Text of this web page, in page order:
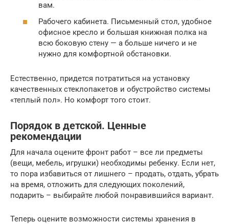
вам.
Рабочего кабинета. Письменный стол, удобное
офисное кресло и большая книжная полка на
всю боковую стену — а больше ничего и не
нужно для комфортной обстановки.
Естественно, придется потратиться на установку
качественных стеклопакетов и обустройство системы
«теплый пол». Но комфорт того стоит.
Порядок в детской. Ценные
рекомендации
Для начала оцените фронт работ – все ли предметы
(вещи, мебель, игрушки) необходимы ребенку. Если нет,
то пора избавиться от лишнего – продать, отдать, убрать
на время, отложить для следующих поколений,
подарить – выбирайте любой понравившийся вариант.
Теперь оцените возможности системы хранения в